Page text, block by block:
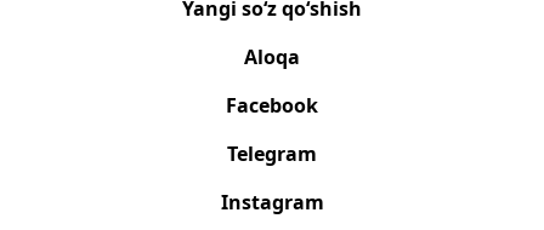
Yangi so‘z qo‘shish
Aloqa
Facebook
Telegram
Instagram